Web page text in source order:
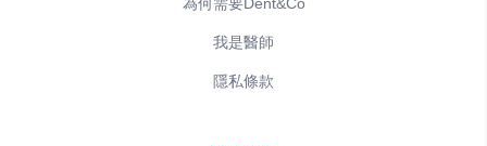
為何需要Dent&Co
我是醫師
隱私條款